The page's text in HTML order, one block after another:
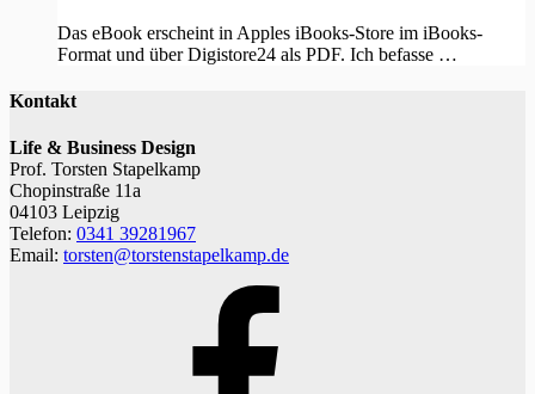
Das eBook erscheint in Apples iBooks-Store im iBooks-
Format und über Digistore24 als PDF. Ich befasse …
Kontakt
Life & Business Design
Prof. Torsten Stapelkamp
Chopinstraße 11a
04103 Leipzig
Telefon: 0341 39281967
Email: torsten@torstenstapelkamp.de